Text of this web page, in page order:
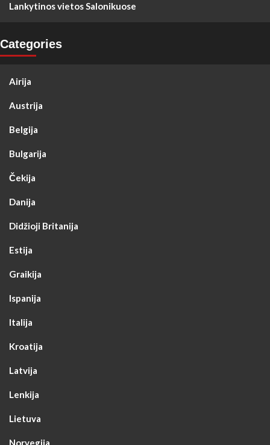
Lankytinos vietos Salonikuose
Categories
Airija
Austrija
Belgija
Bulgarija
Čekija
Danija
Didžioji Britanija
Estija
Graikija
Ispanija
Italija
Kroatija
Latvija
Lenkija
Lietuva
Norvegija